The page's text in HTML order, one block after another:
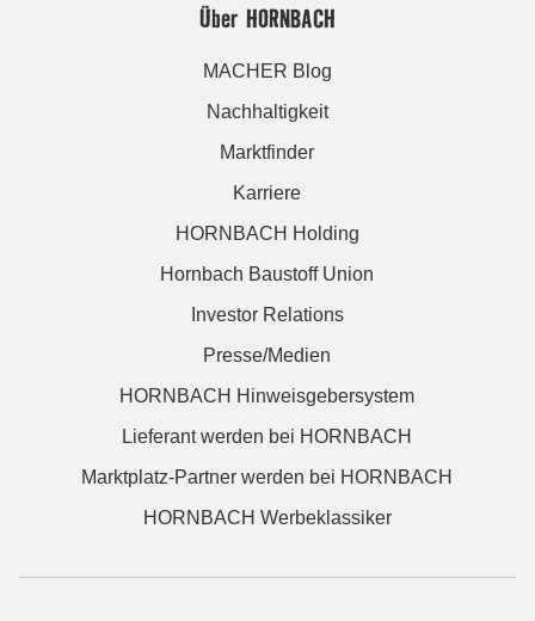
Über HORNBACH
MACHER Blog
Nachhaltigkeit
Marktfinder
Karriere
HORNBACH Holding
Hornbach Baustoff Union
Investor Relations
Presse/Medien
HORNBACH Hinweisgebersystem
Lieferant werden bei HORNBACH
Marktplatz-Partner werden bei HORNBACH
HORNBACH Werbeklassiker